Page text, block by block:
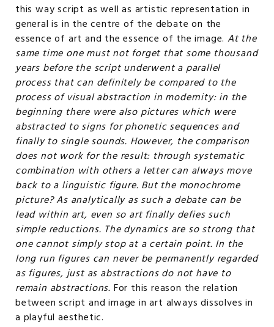
this way script as well as artistic representation in
general is in the centre of the debate on the
essence of art and the essence of the image. At the
same time one must not forget that some thousand
years before the script underwent a parallel
process that can definitely be compared to the
process of visual abstraction in modernity: in the
beginning there were also pictures which were
abstracted to signs for phonetic sequences and
finally to single sounds. However, the comparison
does not work for the result: through systematic
combination with others a letter can always move
back to a linguistic figure. But the monochrome
picture? As analytically as such a debate can be
lead within art, even so art finally defies such
simple reductions. The dynamics are so strong that
one cannot simply stop at a certain point. In the
long run figures can never be permanently regarded
as figures, just as abstractions do not have to
remain abstractions. For this reason the relation
between script and image in art always dissolves in
a playful aesthetic.